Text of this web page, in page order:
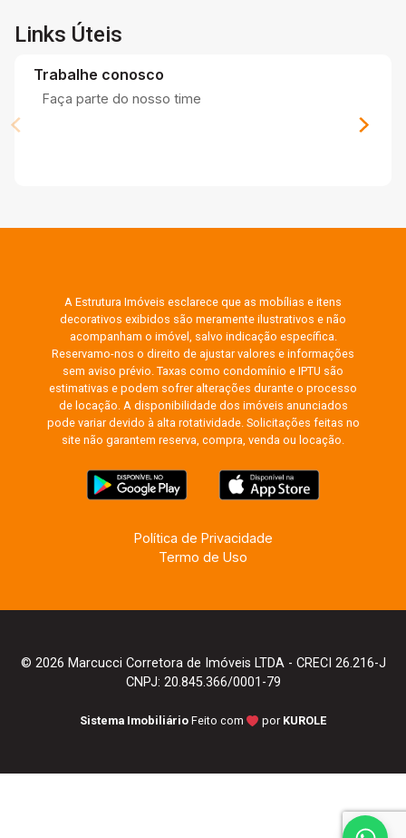
Links Úteis
Trabalhe conosco
Faça parte do nosso time
A Estrutura Imóveis esclarece que as mobílias e itens
decorativos exibidos são meramente ilustrativos e não
acompanham o imóvel, salvo indicação específica.
Reservamo-nos o direito de ajustar valores e informações
sem aviso prévio. Taxas como condomínio e IPTU são
estimativas e podem sofrer alterações durante o processo
de locação. A disponibilidade dos imóveis anunciados
pode variar devido à alta rotatividade. Solicitações feitas no
site não garantem reserva, compra, venda ou locação.
Política de Privacidade
Termo de Uso
© 2026 Marcucci Corretora de Imóveis LTDA - CRECI 26.216-J
CNPJ: 20.845.366/0001-79
Sistema Imobiliário Feito com por KUROLE